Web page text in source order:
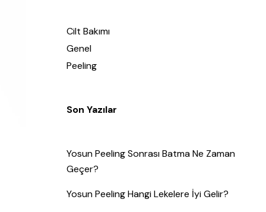
Cilt Bakımı
Genel
Peeling
Son Yazılar
Yosun Peeling Sonrası Batma Ne Zaman
Geçer?
Yosun Peeling Hangi Lekelere İyi Gelir?